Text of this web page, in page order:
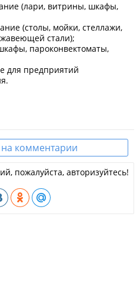
(лари, витрины, шкафы,
(столы, мойки, стеллажи,
стали);
пароконвектоматы,
для предприятий
комментарии
пожалуйста, авторизуйтесь!